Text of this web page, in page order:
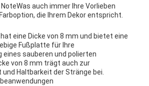
auch immer Ihre Vorlieben
die Ihrem Dekor entspricht.
hat eine Dicke von 8 mm und bietet eine
Fußplatte für Ihre
eines sauberen und polierten
von 8 mm trägt auch zur
Haltbarkeit der Stränge bei.